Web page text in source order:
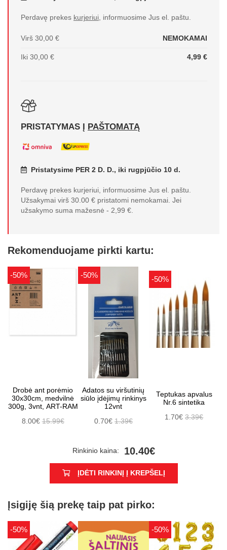
Perdavę prekes kurjeriui, informuosime Jus el. paštu.
Virš 30,00 € NEMOKAMAI
Iki 30,00 € 4,99 €
PRISTATYMAS Į PAŠTOMATĄ
Pristatysime PER 2 D. D., iki rugpjūčio 10 d.
Perdavę prekes kurjeriui, informuosime Jus el. paštu.
Užsakymai virš 30.00 € pristatomi nemokamai. Jei
užsakymo suma mažesnė - 2,99 €.
Rekomenduojame pirkti kartu:
-50%
Drobė ant porėmio
30x30cm, medvilnė
300g, 3vnt, ART-RAM
8.00€15.99€
-50%
Adatos su viršutinių
siūlo įdėjimų rinkinys
12vnt
0.70€ 1.39€
-50%
Teptukas apvalus
Nr.6 sintetika
1.70€3.39€
Rinkinio kaina: 10.40€
ĮDĖTI RINKINĮ Į KREPŠELĮ
Įsigiję šią prekę taip pat pirko:
-50% -50%